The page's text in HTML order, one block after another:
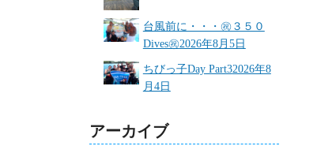
台風前に・・・㊗３５０
Dives㊗2026年8月5日
ちびっ子Day Part32026年8
月4日
アーカイブ